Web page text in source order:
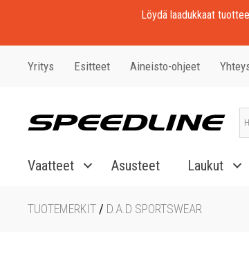
Löydä laadukkaat
Yritys Esitteet Aineisto-ohjeet
Vaatteet Asusteet Laukut
TUOTEMERKIT / D.A.D SPORTSWEAR